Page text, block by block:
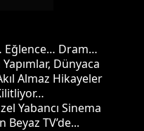
Eğlence… Dram…
Dünyaca
Almaz Hikayeler
Yabancı Sinema
Beyaz TV’de...